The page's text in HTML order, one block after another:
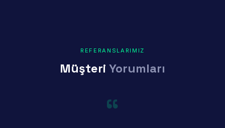
REFERANSLARIMIZ
Müşteri Yorumları
“